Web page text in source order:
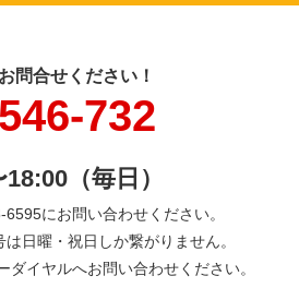
問合せください！
732
（毎日）
にお問い合わせください。
日曜・祝日しか繋がりません。
ダイヤルへお問い合わせください。